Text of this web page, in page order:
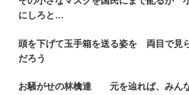
にしろと…
頭を下げて玉手箱を送る姿を 両目で見
だろう
お騒がせの林檎達 元を辿れば、みん